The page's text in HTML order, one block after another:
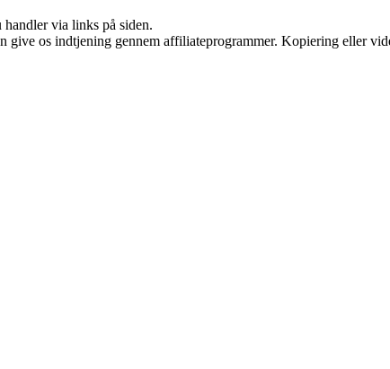
via links på siden.
os indtjening gennem affiliateprogrammer. Kopiering eller